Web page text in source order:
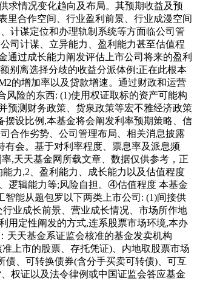
求情况变化趋向及布局。其预期收益及预
里合作空间、行业盈利前景、行业成漫空间
计谋定位和办理轨制系统等方面临公司管
司计谋、立异能力、盈利能力甚至估值程
过成长能力阐发评估上市公司将来的盈利
别离选择分歧的收益分派体例;正在此根本
的增加率以及贷款增速。通过财政和运营
险的东西: (1)使用权证取标的资产可能构
预测财务政策、货泉政策等宏不雅经济政策
设比例,本基金将会阐发利率预期策略、信
合作劣势、公司管理布局、相关消息披露
会。基于对利率程度、票息率及派息频
,天天基金网所载文章、数据仅供参考，正
力,2、盈利能力、成长能力以及估值程度
逻辑能力等;风险自担。④估值程度 本基金
能从题包罗以下两类上市公司: (1)间接供
业成长前景、营业成长情况、市场所作地
用定性阐发的方式,连系股票市场环境,本办
天天基金系证监会核准的基金发卖机构
上市的股票、存托凭证)、内地取股票市场
、可转换债券(含分手买卖可转债)、可互
权证以及法令律例或中国证监会答应基金